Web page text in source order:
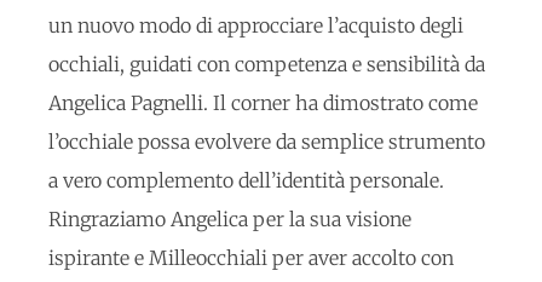
un nuovo modo di approcciare l’acquisto degli
occhiali, guidati con competenza e sensibilità da
Angelica Pagnelli. Il corner ha dimostrato come
l’occhiale possa evolvere da semplice strumento
a vero complemento dell’identità personale.
Ringraziamo Angelica per la sua visione
ispirante e Milleocchiali per aver accolto con